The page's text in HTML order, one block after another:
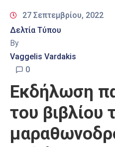
27 Σεπτεμβρίου, 2022
Δελτία Τύπου
By
Vaggelis Vardakis
0
Εκδήλωση
του βιβλίου